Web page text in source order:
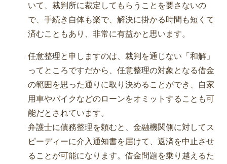
いて、裁判所に裁定してもらうことを要さないの
で、手続き自体も楽で、解決に掛かる時間も短くて
済むこともあり、非常に有益かと思います。
任意整理と申しますのは、裁判を通じない「和解」
ってところですだから、任意整理の対象となる借金
の範囲を思った通りに取り決めることができ、自家
用車やバイクなどのローンをオミットすることも可
能だとされています。
弁護士に債務整理を頼むと、金融機関側に対してス
ピーディーに介入通知書を届けて、返済を中止させ
ることが可能になります。借金問題を乗り越えるた